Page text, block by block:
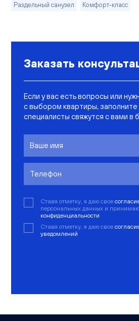
Раздельный санузел
Комфорт-класс
Заказать
Если у вас есть вопросы или
с выбором квартиры,
специалисты свяжутся с вами в
Ставя отметку, я даю свое
персональных данных и
конфиденциальности
Ставя отметку, я даю свое
уведомлений